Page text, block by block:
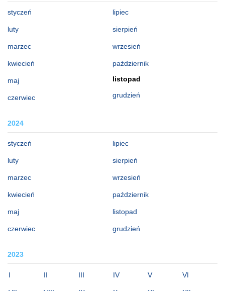
styczeń
luty
marzec
kwiecień
maj
czerwiec
lipiec
sierpień
wrzesień
październik
listopad
grudzień
2024
styczeń
luty
marzec
kwiecień
maj
czerwiec
lipiec
sierpień
wrzesień
październik
listopad
grudzień
2023
I II III IV V VI